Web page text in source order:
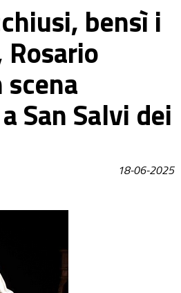
bensì i
San Salvi dei
18-06-2025